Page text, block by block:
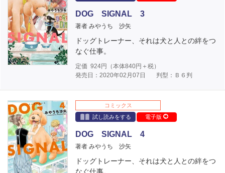
DOG SIGNAL 3
著者 みやうち 沙矢
ドッグトレーナー、それは犬と人との絆をつ
なぐ仕事。
定価 924円（本体840円＋税）
発売日：2020年02月07日
判型：Ｂ６判
コミックス
試し読みをする
電子版
DOG SIGNAL 4
著者 みやうち 沙矢
ドッグトレーナー、それは犬と人との絆をつ